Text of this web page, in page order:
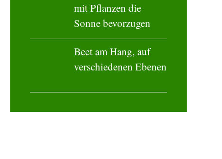
mit Pflanzen die
Sonne bevorzugen
Beet am Hang, auf
verschiedenen Ebenen